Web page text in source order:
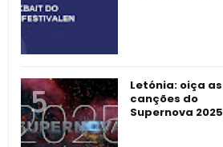
Letónia: oiça as
canções do
Supernova 2025